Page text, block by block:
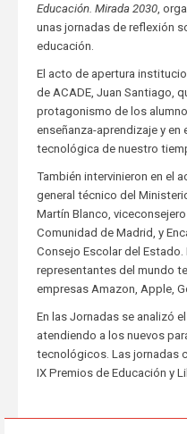
Educación. Mirada 2030,
unas jornadas de reflexión
educación.
El acto de apertura
de ACADE, Juan Santiago,
protagonismo de los
enseñanza-aprendizaje y en
tecnológica de nuestro
También intervinieron en el
general técnico del
Martín Blanco,
Comunidad de Madrid, y
Consejo Escolar del
representantes del mundo
empresas Amazon, Apple,
En las Jornadas se analizó
atendiendo a los nuevos
tecnológicos. Las jornadas
IX Premios de Educación y